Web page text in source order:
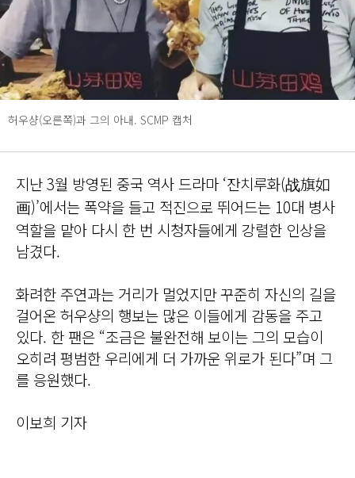
허우샹(오른쪽)과 그의 아내. SCMP 캡처
지난 3월 방영된 중국 역사 드라마 ‘잔치루화(战旗如
画)’에서는 폭약을 들고 적진으로 뛰어드는 10대 병사
역할을 맡아 다시 한 번 시청자들에게 강렬한 인상을
남겼다.
화려한 주연과는 거리가 멀었지만 꾸준히 자신의 길을
걸어온 허우샹의 행보는 많은 이들에게 감동을 주고
있다. 한 팬은 “조금은 불완전해 보이는 그의 모습이
오히려 평범한 우리에게 더 가까운 위로가 된다”며 그
를 응원했다.
이보희 기자